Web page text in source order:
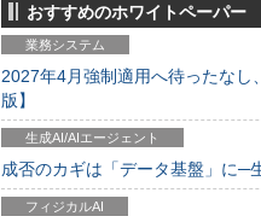
おすすめのホワイトペーパー
業務システム
2027年4月強制適用へ待ったな
版】
生成AI/AIエージェント
成否のカギは「データ基盤」に─
フィジカルAI